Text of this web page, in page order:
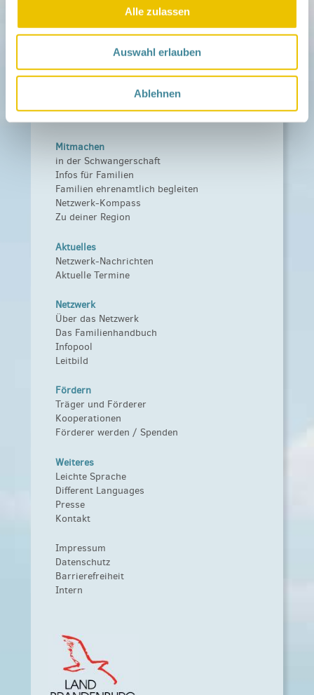
Alle zulassen
Auswahl erlauben
Ablehnen
› Zum Regionalnetzwerk ...
Mitmachen
in der Schwangerschaft
Infos für Familien
Familien ehrenamtlich begleiten
Netzwerk-Kompass
Zu deiner Region
Aktuelles
Netzwerk-Nachrichten
Aktuelle Termine
Netzwerk
Über das Netzwerk
Das Familienhandbuch
Infopool
Leitbild
Fördern
Träger und Förderer
Kooperationen
Förderer werden / Spenden
Weiteres
Leichte Sprache
Different Languages
Presse
Kontakt
Impressum
Datenschutz
Barrierefreiheit
Intern